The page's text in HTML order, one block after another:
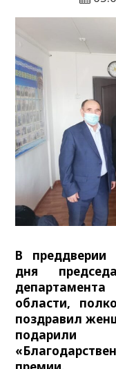
В преддверии
дня
области,
поздравил